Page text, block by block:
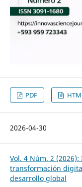
PDF
2026-04-30
Vol. 4 Núm. 2
transformación
desarrollo global